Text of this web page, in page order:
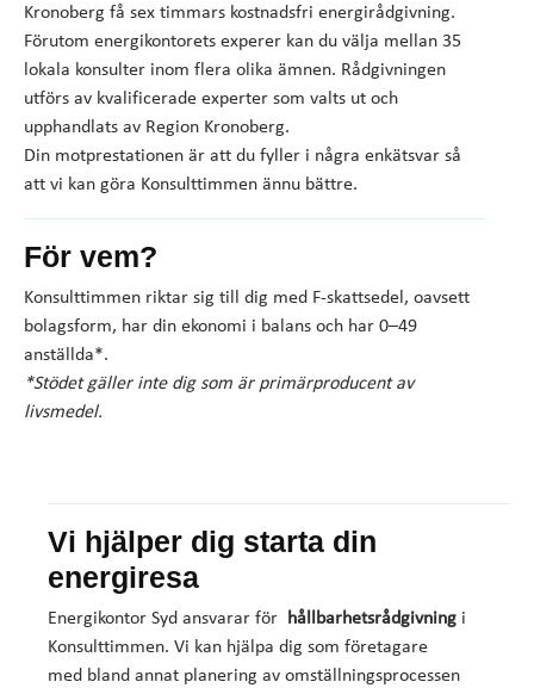
Kronoberg få sex timmars kostnadsfri energirådgivning.
Förutom energikontorets experer kan du välja mellan 35
lokala konsulter inom flera olika ämnen. Rådgivningen
utförs av kvalificerade experter som valts ut och
upphandlats av Region Kronoberg.
Din motprestationen är att du fyller i några enkätsvar så
att vi kan göra Konsulttimmen ännu bättre.
För vem?
Konsulttimmen riktar sig till dig med F-skattsedel, oavsett
bolagsform, har din ekonomi i balans och har 0–49
anställda*.
*Stödet gäller inte dig som är primärproducent av
livsmedel.
Vi hjälper dig starta din
energiresa
Energikontor Syd ansvarar för hållbarhetsrådgivning i
Konsulttimmen. Vi kan hjälpa dig som företagare
med bland annat planering av omställningsprocessen